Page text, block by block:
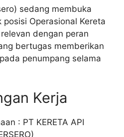
sedang membuka
Operasional Kereta
dengan peran
bertugas memberikan
penumpang selama
Kerja
: PT KERETA API